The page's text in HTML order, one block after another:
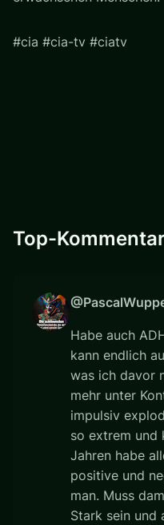
#cia #cia-tv #ciatv
Top-
Habe auch
kann endlich
was ich davor
mehr unter
impulsiv
so extrem und
Jahren habe
positive und
man. Muss
Stark sein und